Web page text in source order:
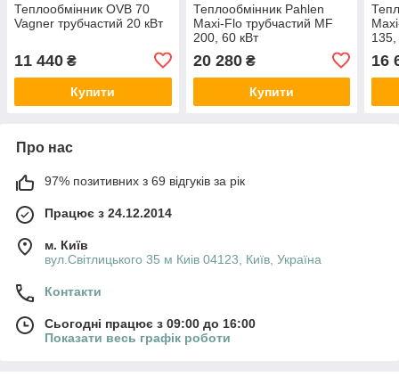
Теплообмінник OVB 70
Vagner трубчастий 20 кВт
11 440 ₴
Купити
Теплообмінник Pahlen
Maxi-Flo трубчастий MF
200, 60 кВт
20 280₴
Купити
135,
16
Про нас
97% позитивних з 69 відгуків за рік
Працює з 24.12.2014
м. Київ
вул.Світлицького 35 м Киів 04123, Київ, Україна
Контакти
Сьогодні працює з 09:00 до 16:00
Показати весь графік роботи